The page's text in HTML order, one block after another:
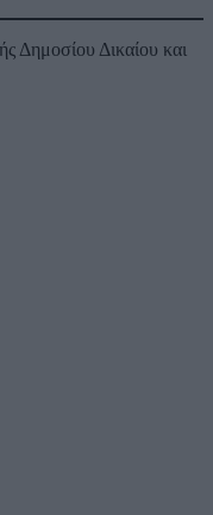
Δημοσίου Δικαίου και